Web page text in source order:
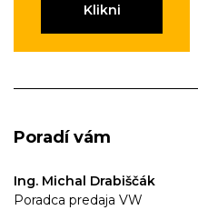
Klikni
Poradí vám
Ing. Michal Drabiščák
Poradca predaja VW